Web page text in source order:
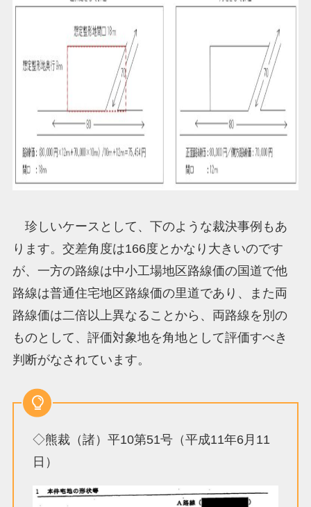
珍しいケースとして、下のような裁決事例もあ
ります。交差角度は166度とかなり大きいのです
が、一方の路線は中小工場地区路線価の国道で他
路線は普通住宅地区路線価の里道であり、また両
路線価は二倍以上異なることから、両路線を別の
ものとして、評価対象地を角地として評価すべき
判断がなされています。
◇熊裁（諸）平10第51号（平成11年6月11
日）